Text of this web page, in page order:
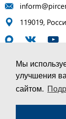
Мы
улучшения
сайтом.
119019,
© ПИР-Центр,
Соглашение об